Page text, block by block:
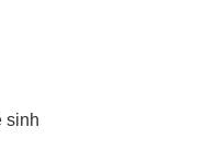
sinh